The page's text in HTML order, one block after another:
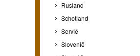
Rusland
Schotland
Servië
Slovenië